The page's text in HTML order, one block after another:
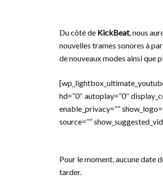
Du côté de KickBeat, nous
nouvelles trames sonores à
de nouveaux modes ainsi que
hd=”0″ autoplay=”0″
enable_privacy=””
source=””
Pour le moment, aucune date
tarder.